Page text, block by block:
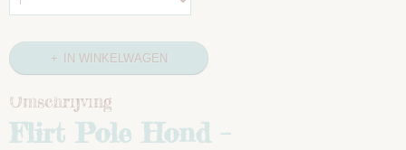
IN WINKELWAGEN
Omschrijving
Flirt Pole Hond –